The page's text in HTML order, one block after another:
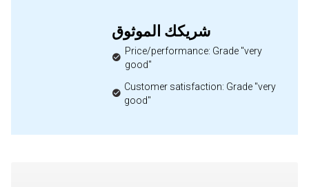
شريكك الموثوق
Price/performance: Grade "very
good"
Customer satisfaction: Grade "very
good"